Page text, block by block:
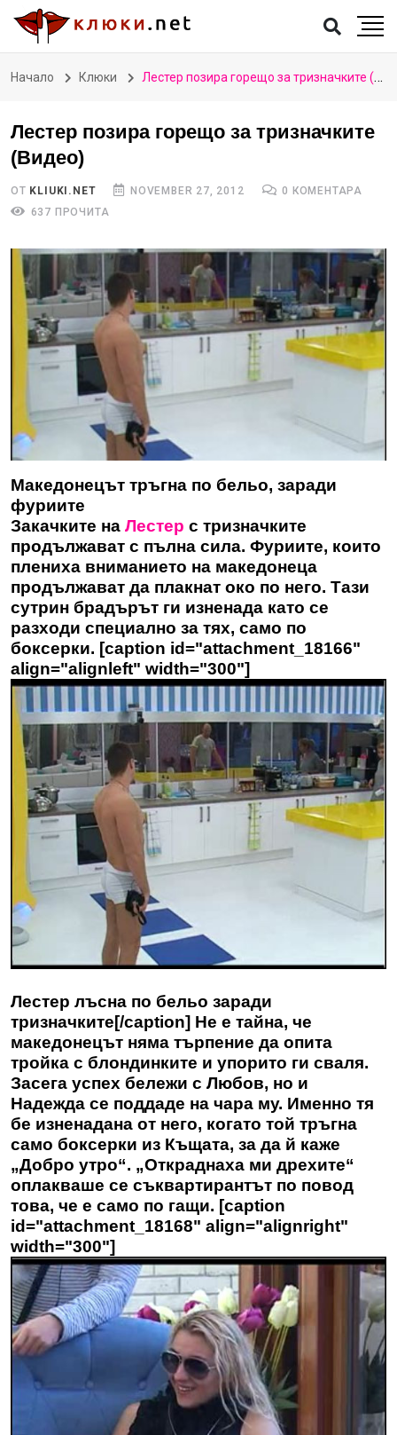
Начало Клюки Лестер позира горещо за тризначките (Видео)
Лестер позира горещо за тризначките
(Видео)
ОТ KLIUKI.NET NOVEMBER 27, 2012
0 КОМЕНТАРА
637 ПРОЧИТА
Македонецът тръгна по бельо, заради
фуриите
Закачките на Лестер с тризначките
продължават с пълна сила. Фуриите, които
плениха вниманието на македонеца
продължават да плакнат око по него. Тази
сутрин брадърът ги изненада като се
разходи специално за тях, само по
боксерки. [caption id="attachment_18166"
align="alignleft" width="300"]
Лестер лъсна по бельо заради
тризначките[/caption] Не е тайна, че
македонецът няма търпение да опита
тройка с блондинките и упорито ги сваля.
Засега успех бележи с Любов, но и
Надежда се поддаде на чара му. Именно тя
бе изненадана от него, когато той тръгна
само боксерки из Къщата, за да й каже
„Добро утро“. „Откраднаха ми дрехите“
оплакваше се съквартирантът по повод
това, че е само по гащи. [caption
id="attachment_18168" align="alignright"
width="300"]